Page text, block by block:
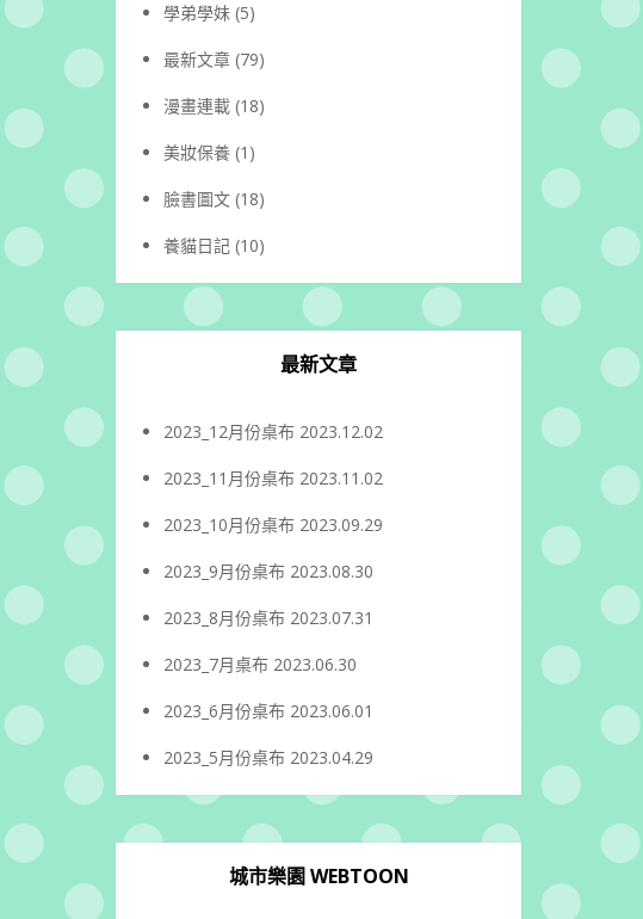
學弟學妹 (5)
最新文章 (79)
漫畫連載 (18)
美妝保養 (1)
臉書圖文 (18)
養貓日記 (10)
最新文章
2023_12月份桌布 2023.12.02
2023_11月份桌布 2023.11.02
2023_10月份桌布 2023.09.29
2023_9月份桌布 2023.08.30
2023_8月份桌布 2023.07.31
2023_7月桌布 2023.06.30
2023_6月份桌布 2023.06.01
2023_5月份桌布 2023.04.29
城市樂園 WEBTOON